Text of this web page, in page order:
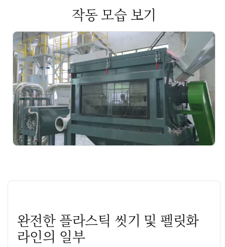
작동 모습 보기
완전한 플라스틱 씻기 및 펠릿화
라인의 일부